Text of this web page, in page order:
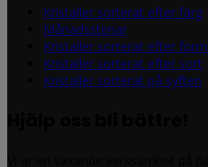
Kristaller sorterat efter färg
Månadsstenar
Kristaller sorterat efter form
Kristaller sorterat efter sort
Kristaller sorterat på syften